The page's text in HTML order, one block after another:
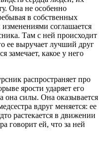
Она не особенно
в собственных
соглашается
Там с ней происходит
ее выручает лучший друг
замечает, какое у него
распространяет про
ярости ударяет его
она силы. Она оказывается
вдруг меняется: ее
растекается в движении
говорит ей, что за ней